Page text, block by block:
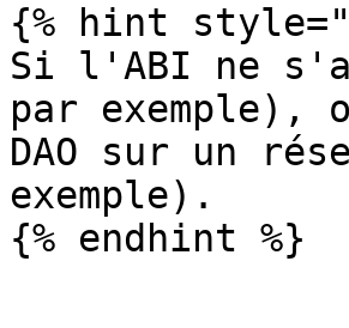
{% hint
Si l'ABI ne
par exemple),
DAO sur un
exemple).